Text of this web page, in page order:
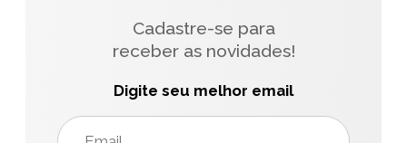
Cadastre-se para
receber as novidades!
Digite seu melhor email